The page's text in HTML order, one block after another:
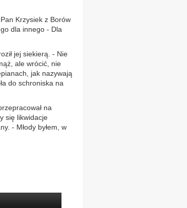
Krzysiek z Borów
dla innego - Dla
jej siekierą. - Nie
ale wrócić, nie
jak nazywają
do schroniska na
na
się likwidacje
- Młody byłem, w